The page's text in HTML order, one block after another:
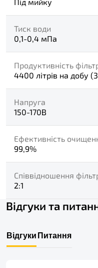
Тиск води
0,1-0,4 мПа
Продуктивність
4400 літрів на добу
Напруга
150-170В
Ефективність
99,9%
Співвідношення
2:1
Відгуки та
Відгуки Питання